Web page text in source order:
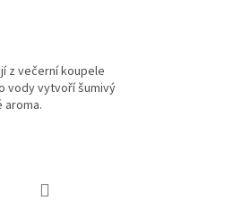
z večerní koupele
vody vytvoří šumivý